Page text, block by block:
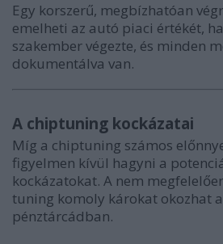
Egy korszerű, megbízhatóan
emelheti az autó piaci értékét,
szakember végezte, és minden
dokumentálva van.
A chiptuning kockázatai
Míg a chiptuning számos
figyelmen kívül hagyni a
kockázatokat. A nem
tuning komoly károkat okozhat
pénztárcádban.